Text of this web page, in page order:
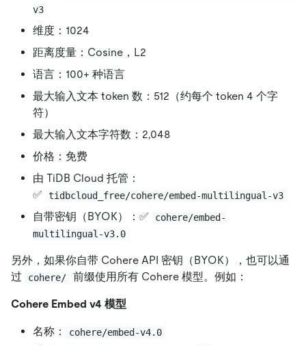
v3
维度：1024
距离度量：Cosine，L2
语言：100+ 种语言
最大输入文本 token 数：512（约每个 token 4 个字
符）
最大输入文本字符数：2,048
价格：免费
由 TiDB Cloud 托管：
✅
tidbcloud_free/cohere/embed-multilingual-v3
自带密钥（BYOK）：✅
cohere/embed-
multilingual-v3.0
另外，如果你自带 Cohere API 密钥（BYOK），也可以通
过
cohere/ 前缀使用所有 Cohere 模型。例如：
Cohere Embed v4 模型
名称： cohere/embed-v4.0